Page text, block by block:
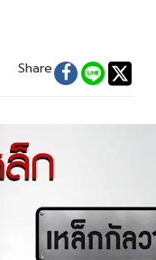
Share